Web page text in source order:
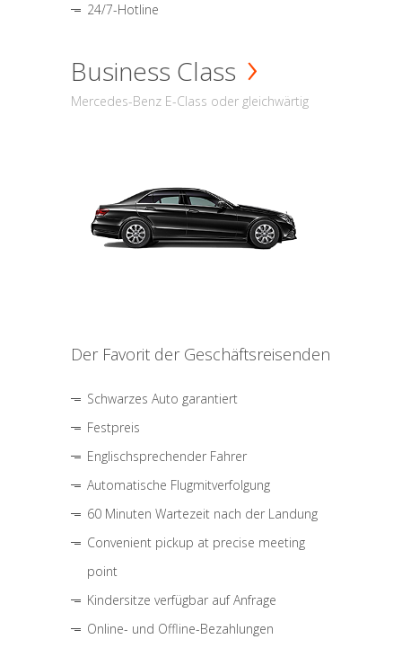
24/7-Hotline
Business Class
Mercedes-Benz E-Class oder gleichwärtig
Der Favorit der Geschäftsreisenden
Schwarzes Auto garantiert
Festpreis
Englischsprechender Fahrer
Automatische Flugmitverfolgung
60 Minuten Wartezeit nach der Landung
Convenient pickup at precise meeting
point
Kindersitze verfügbar auf Anfrage
Online- und Offline-Bezahlungen